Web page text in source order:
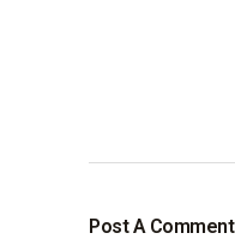
Post A Comment